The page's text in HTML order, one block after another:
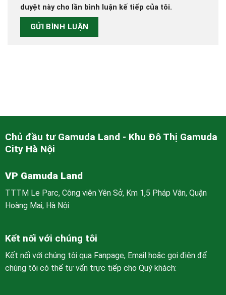
duyệt này cho lần bình luận kế tiếp của tôi.
Chủ đầu tư Gamuda Land - Khu Đô Thị Gamuda
City Hà Nội
VP Gamuda Land
TTTM Le Parc, Công viên Yên Sở, Km 1,5 Pháp Vân, Quận
Hoàng Mai, Hà Nội.
Kết nối với chúng tôi
Kết nối với chúng tôi qua Fanpage, Email hoặc gọi điện để
chúng tôi có thể tư vấn trực tiếp cho Quý khách: